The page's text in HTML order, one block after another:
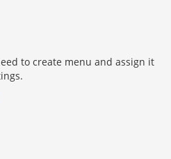
to create menu and assign it